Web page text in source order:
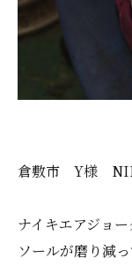
倉敷市 Y様
ナイキエアジョー
ソールが磨り減